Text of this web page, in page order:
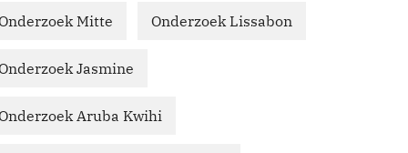
Mitte Onderzoek Lissabon
Jasmine
Aruba Kwihi